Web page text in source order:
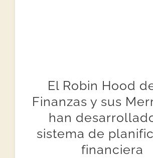
El Robin Hood
Finanzas y sus
han
sistema de
financiera